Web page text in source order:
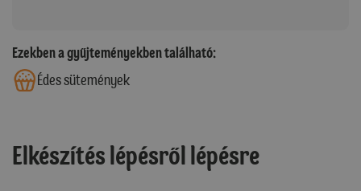
Ezekben a gyűjteményekben található:
Édes sütemények
Elkészítés lépésről lépésre